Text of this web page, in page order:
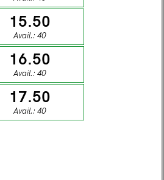
15.50
Avail.: 40
16.50
Avail.: 40
17.50
Avail.: 40